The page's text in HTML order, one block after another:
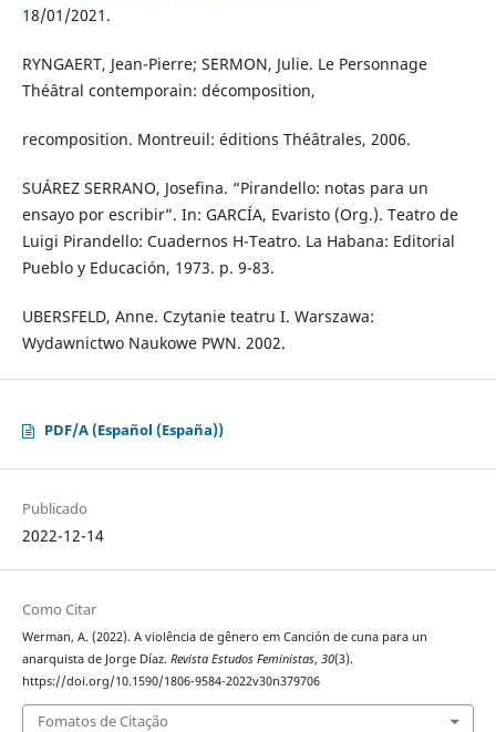
18/01/2021.
RYNGAERT, Jean-Pierre; SERMON, Julie. Le Personnage
Théâtral contemporain: décomposition,
recomposition. Montreuil: éditions Théâtrales, 2006.
SUÁREZ SERRANO, Josefina. “Pirandello: notas para un
ensayo por escribir”. In: GARCÍA, Evaristo (Org.). Teatro de
Luigi Pirandello: Cuadernos H-Teatro. La Habana: Editorial
Pueblo y Educación, 1973. p. 9-83.
UBERSFELD, Anne. Czytanie teatru I. Warszawa:
Wydawnictwo Naukowe PWN. 2002.
PDF/A (Español (España))
Publicado
2022-12-14
Como Citar
Werman, A. (2022). A violência de gênero em Canción de cuna para un
anarquista de Jorge Díaz. Revista Estudos Feministas, 30(3).
https://doi.org/10.1590/1806-9584-2022v30n379706
Fomatos de Citação